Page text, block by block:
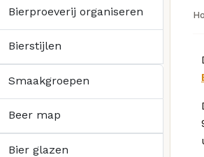
Bierproeverij organiseren
Bierstijlen
Smaakgroepen
Beer map
Bier glazen